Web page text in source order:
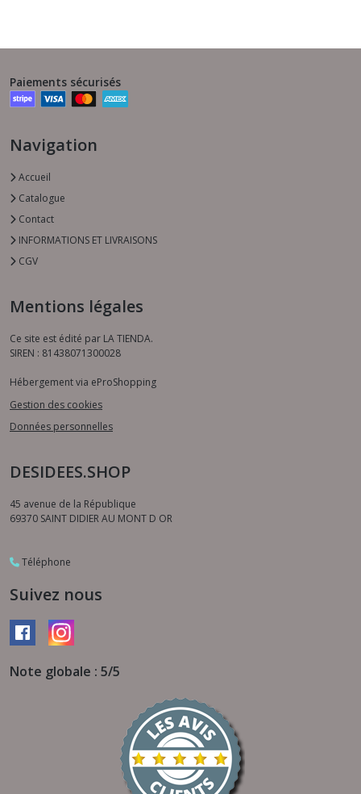
Paiements sécurisés
Navigation
Accueil
Catalogue
Contact
INFORMATIONS ET LIVRAISONS
CGV
Mentions légales
Ce site est édité par LA TIENDA.
SIREN : 81438071300028
Hébergement via eProShopping
Gestion des cookies
Données personnelles
DESIDEES.SHOP
45 avenue de la République
69370 SAINT DIDIER AU MONT D OR
Téléphone
Suivez nous
Note globale : 5/5